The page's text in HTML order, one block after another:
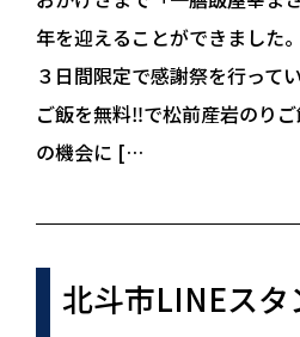
年を迎えることができました
３日間限定で感謝祭を行って
ご飯を無料‼で松前産岩のり
の機会に […
北斗市LINEスタ